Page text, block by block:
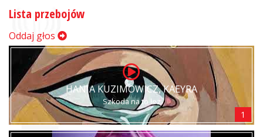
Lista przebojów
Oddaj głos
HANIA KUZIMOWICZ, KAEYRA
Szkoda na to łez
1